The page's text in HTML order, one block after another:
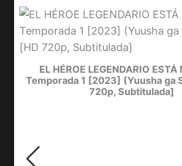
EL HÉROE LEGENDARIO ESTÁ
Temporada 1 [2023] (Yuusha ga
720p, Subtitulada]